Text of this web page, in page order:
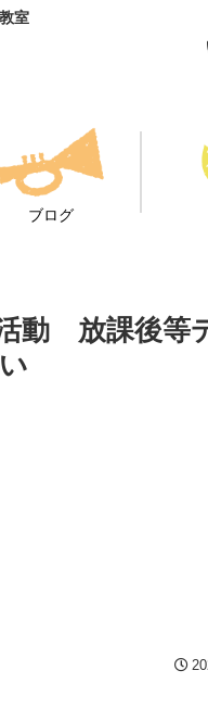
室
ブログ
動 放課後等